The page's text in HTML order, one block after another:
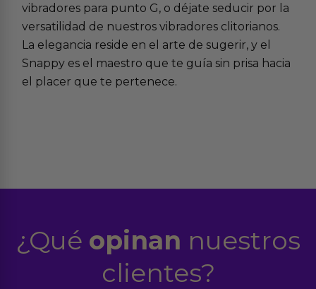
vibradores para punto G, o déjate seducir por la
versatilidad de nuestrosvibradores clitorianos.
La elegancia reside en el arte de sugerir, y el
Snappy es el maestro que te guía sin prisa hacia
el placer que te pertenece.
¿Qué opinan nuestros
clientes?